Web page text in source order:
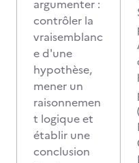
argumenter :
contrôler la
vraisemblanc
e d'une
hypothèse,
mener un
raisonnemen
t logique et
établir une
conclusion